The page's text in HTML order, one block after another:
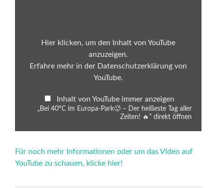
anzeigen
Hier klicken, um den Inhalt von YouTube
anzuzeigen.
Erfahre mehr in der Datenschutzerklärung von
YouTube.
Inhalt von YouTube immer anzeigen
„Bei 40°C im Europa-Park🥵 – Der heißeste Tag aller
Zeiten! 🔥“ direkt öffnen
Für noch mehr Informationen oder um das Video auf
YouTube zu schauen, klicke hier!